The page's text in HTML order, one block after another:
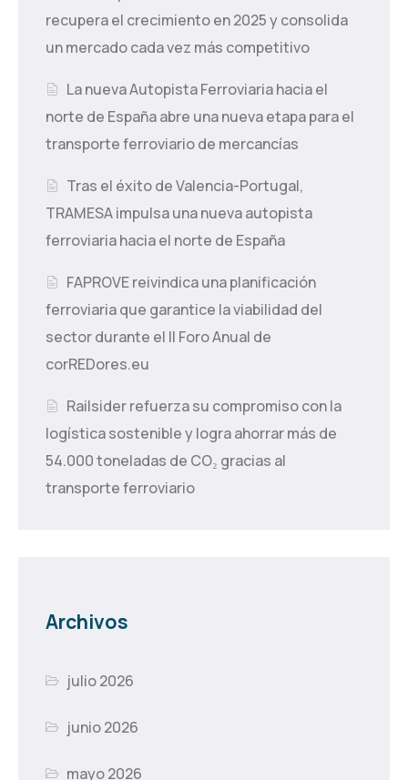
recupera el crecimiento en 2025 y consolida
un mercado cada vez más competitivo
La nueva Autopista Ferroviaria hacia el
norte de España abre una nueva etapa para el
transporte ferroviario de mercancías
Tras el éxito de Valencia-Portugal,
TRAMESA impulsa una nueva autopista
ferroviaria hacia el norte de España
FAPROVE reivindica una planificación
ferroviaria que garantice la viabilidad del
sector durante el II Foro Anual de
corREDores.eu
Railsider refuerza su compromiso con la
logística sostenible y logra ahorrar más de
54.000 toneladas de CO₂ gracias al
transporte ferroviario
Archivos
julio 2026
junio 2026
mayo 2026